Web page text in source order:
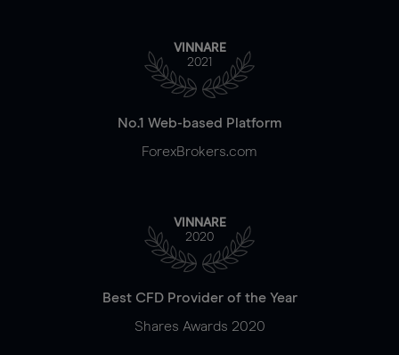
VINNARE
2021
No.1 Web-based Platform
ForexBrokers.com
VINNARE
2020
Best CFD Provider of the Year
Shares Awards 2020